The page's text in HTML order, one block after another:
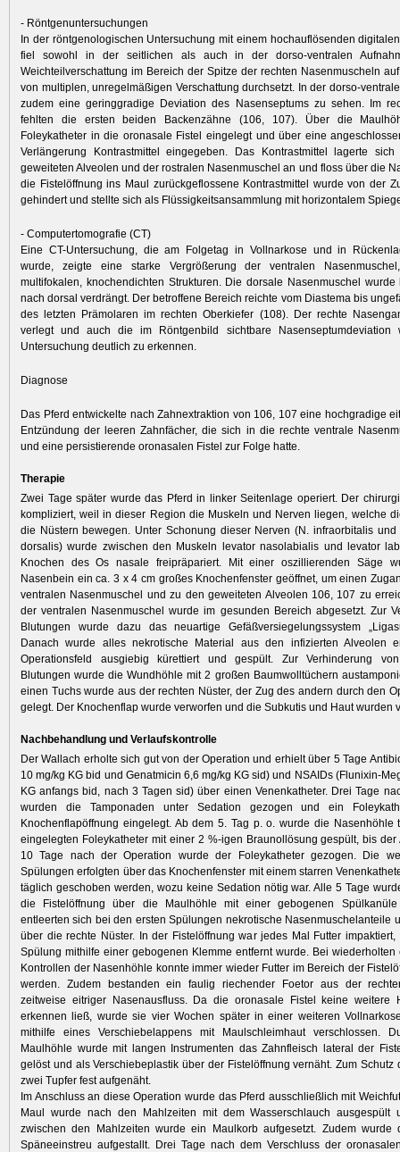
- Röntgenuntersuchungen
In der röntgenologischen Untersuchung mit einem hochauflösenden
fiel sowohl in der seitlichen als auch in der dorso-ventralen
Weichteilverschattung im Bereich der Spitze der rechten Nasenmuscheln
von multiplen, unregelmäßigen Verschattung durchsetzt. In der dorso-
zudem eine geringgradige Deviation des Nasenseptums zu sehen. Im
fehlten die ersten beiden Backenzähne (106, 107). Über die
Foleykatheter in die oronasale Fistel eingelegt und über eine
Verlängerung Kontrastmittel eingegeben. Das Kontrastmittel lagerte
geweiteten Alveolen und der rostralen Nasenmuschel an und floss über die
die Fistelöffnung ins Maul zurückgeflossene Kontrastmittel wurde von der
gehindert und stellte sich als Flüssigkeitsansammlung mit horizontalem
- Computertomografie (CT)
Eine CT-Untersuchung, die am Folgetag in Vollnarkose und in
wurde, zeigte eine starke Vergrößerung der ventralen
multifokalen, knochendichten Strukturen. Die dorsale Nasenmuschel wurde
nach dorsal verdrängt. Der betroffene Bereich reichte vom Diastema bis
des letzten Prämolaren im rechten Oberkiefer (108). Der rechte
verlegt und auch die im Röntgenbild sichtbare
Untersuchung deutlich zu erkennen.
Diagnose
Das Pferd entwickelte nach Zahnextraktion von 106, 107 eine hochgradige
Entzündung der leeren Zahnfächer, die sich in die rechte ventrale
und eine persistierende oronasalen Fistel zur Folge hatte.
Therapie
Zwei Tage später wurde das Pferd in linker Seitenlage operiert. Der
kompliziert, weil in dieser Region die Muskeln und Nerven liegen, welche
die Nüstern bewegen. Unter Schonung dieser Nerven (N. infraorbitalis
dorsalis) wurde zwischen den Muskeln levator nasolabialis und levator
Knochen des Os nasale freipräpariert. Mit einer oszillierenden Säge
Nasenbein ein ca. 3 x 4 cm großes Knochenfenster geöffnet, um einen
ventralen Nasenmuschel und zu den geweiteten Alveolen 106, 107 zu
der ventralen Nasenmuschel wurde im gesunden Bereich abgesetzt. Zur
Blutungen wurde dazu das neuartige Gefäßversiegelungssystem
Danach wurde alles nekrotische Material aus den infizierten Alveolen
Operationsfeld ausgiebig kürettiert und gespült. Zur Verhinderung
Blutungen wurde die Wundhöhle mit 2 großen Baumwolltüchern
einen Tuchs wurde aus der rechten Nüster, der Zug des andern durch den
gelegt. Der Knochenflap wurde verworfen und die Subkutis und Haut wurden
Nachbehandlung und Verlaufskontrolle
Der Wallach erholte sich gut von der Operation und erhielt über 5 Tage
10 mg/kg KG bid und Genatmicin 6,6 mg/kg KG sid) und NSAIDs (Flunixin-
KG anfangs bid, nach 3 Tagen sid) über einen Venenkatheter. Drei Tage
wurden die Tamponaden unter Sedation gezogen und ein
Knochenflapöffnung eingelegt. Ab dem 5. Tag p. o. wurde die Nasenhöhle
eingelegten Foleykatheter mit einer 2 %-igen Braunollösung gespült, bis der
10 Tage nach der Operation wurde der Foleykatheter gezogen. Die
Spülungen erfolgten über das Knochenfenster mit einem starren
täglich geschoben werden, wozu keine Sedation nötig war. Alle 5 Tage
die Fistelöffnung über die Maulhöhle mit einer gebogenen
entleerten sich bei den ersten Spülungen nekrotische Nasenmuschelanteile
über die rechte Nüster. In der Fistelöffnung war jedes Mal Futter
Spülung mithilfe einer gebogenen Klemme entfernt wurde. Bei wiederholten
Kontrollen der Nasenhöhle konnte immer wieder Futter im Bereich der
werden. Zudem bestanden ein faulig riechender Foetor aus der
zeitweise eitriger Nasenausfluss. Da die oronasale Fistel keine weitere
erkennen ließ, wurde sie vier Wochen später in einer weiteren
mithilfe eines Verschiebelappens mit Maulschleimhaut verschlossen.
Maulhöhle wurde mit langen Instrumenten das Zahnfleisch lateral der
gelöst und als Verschiebeplastik über der Fistelöffnung vernäht. Zum Schutz
zwei Tupfer fest aufgenäht.
Im Anschluss an diese Operation wurde das Pferd ausschließlich mit
Maul wurde nach den Mahlzeiten mit dem Wasserschlauch ausgespült
zwischen den Mahlzeiten wurde ein Maulkorb aufgesetzt. Zudem wurde
Späneeinstreu aufgestallt. Drei Tage nach dem Verschluss der